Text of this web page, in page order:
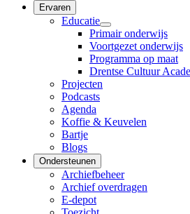
Ervaren
Educatie
Primair onderwijs
Voortgezet onderwijs
Programma op maat
Drentse Cultuur
Projecten
Podcasts
Agenda
Koffie & Keuvelen
Bartje
Blogs
Ondersteunen
Archiefbeheer
Archief overdragen
E-depot